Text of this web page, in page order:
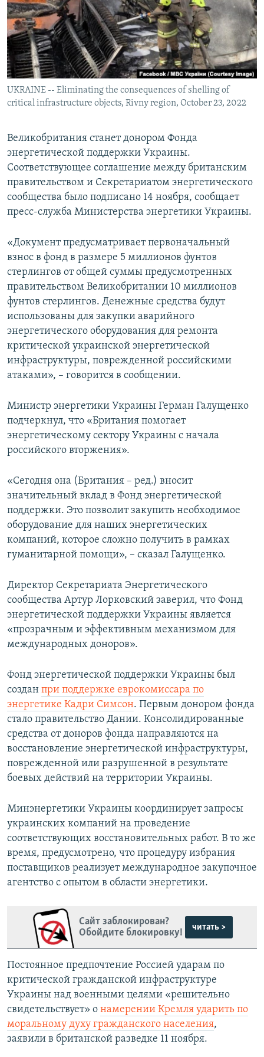
ПОБЕДИТЕЛЕЙ НЕ СУДЯТ?
КРЫМ.НЕПОКОРЕННЫЙ
ELIFBE
УКРАИНСКАЯ ПРОБЛЕМА КРЫМА
ПРИСОЕДИНЯЙТЕСЬ!
Все сайты RFE/RL
UKRAINE -- Eliminating the consequences of shelling of
critical infrastructure objects, Rivny region, October 23, 2022
Великобритания станет донором Фонда
энергетической поддержки Украины.
Соответствующее соглашение между британским
правительством и Секретариатом энергетического
сообщества было подписано 14 ноября, сообщает
пресс-служба Министерства энергетики Украины.
«Документ предусматривает первоначальный
взнос в фонд в размере 5 миллионов фунтов
стерлингов от общей суммы предусмотренных
правительством Великобритании 10 миллионов
фунтов стерлингов. Денежные средства будут
использованы для закупки аварийного
энергетического оборудования для ремонта
критической украинской энергетической
инфраструктуры, поврежденной российскими
атаками», – говорится в сообщении.
Министр энергетики Украины Герман Галущенко
подчеркнул, что «Британия помогает
энергетическому сектору Украины с начала
российского вторжения».
«Сегодня она (Британия – ред.) вносит
значительный вклад в Фонд энергетической
поддержки. Это позволит закупить необходимое
оборудование для наших энергетических
компаний, которое сложно получить в рамках
гуманитарной помощи», – сказал Галущенко.
Директор Секретариата Энергетического
сообщества Артур Лорковский заверил, что Фонд
энергетической поддержки Украины является
«прозрачным и эффективным механизмом для
международных доноров».
Фонд энергетической поддержки Украины был
создан при поддержке еврокомиссара по
энергетике Кадри Симсон. Первым донором фонда
стало правительство Дании. Консолидированные
средства от доноров фонда направляются на
восстановление энергетической инфраструктуры,
поврежденной или разрушенной в результате
боевых действий на территории Украины.
Минэнергетики Украины координирует запросы
украинских компаний на проведение
соответствующих восстановительных работ. В то же
время, предусмотрено, что процедуру избрания
поставщиков реализует международное закупочное
агентство с опытом в области энергетики.
Сайт заблокирован?
Обойдите блокировку!
читать >
Постоянное предпочтение Россией ударам по
критической гражданской инфраструктуре
Украины над военными целями «решительно
свидетельствует» о намерении Кремля ударить по
моральному духу гражданского населения,
заявили в британской разведке 11 ноября.